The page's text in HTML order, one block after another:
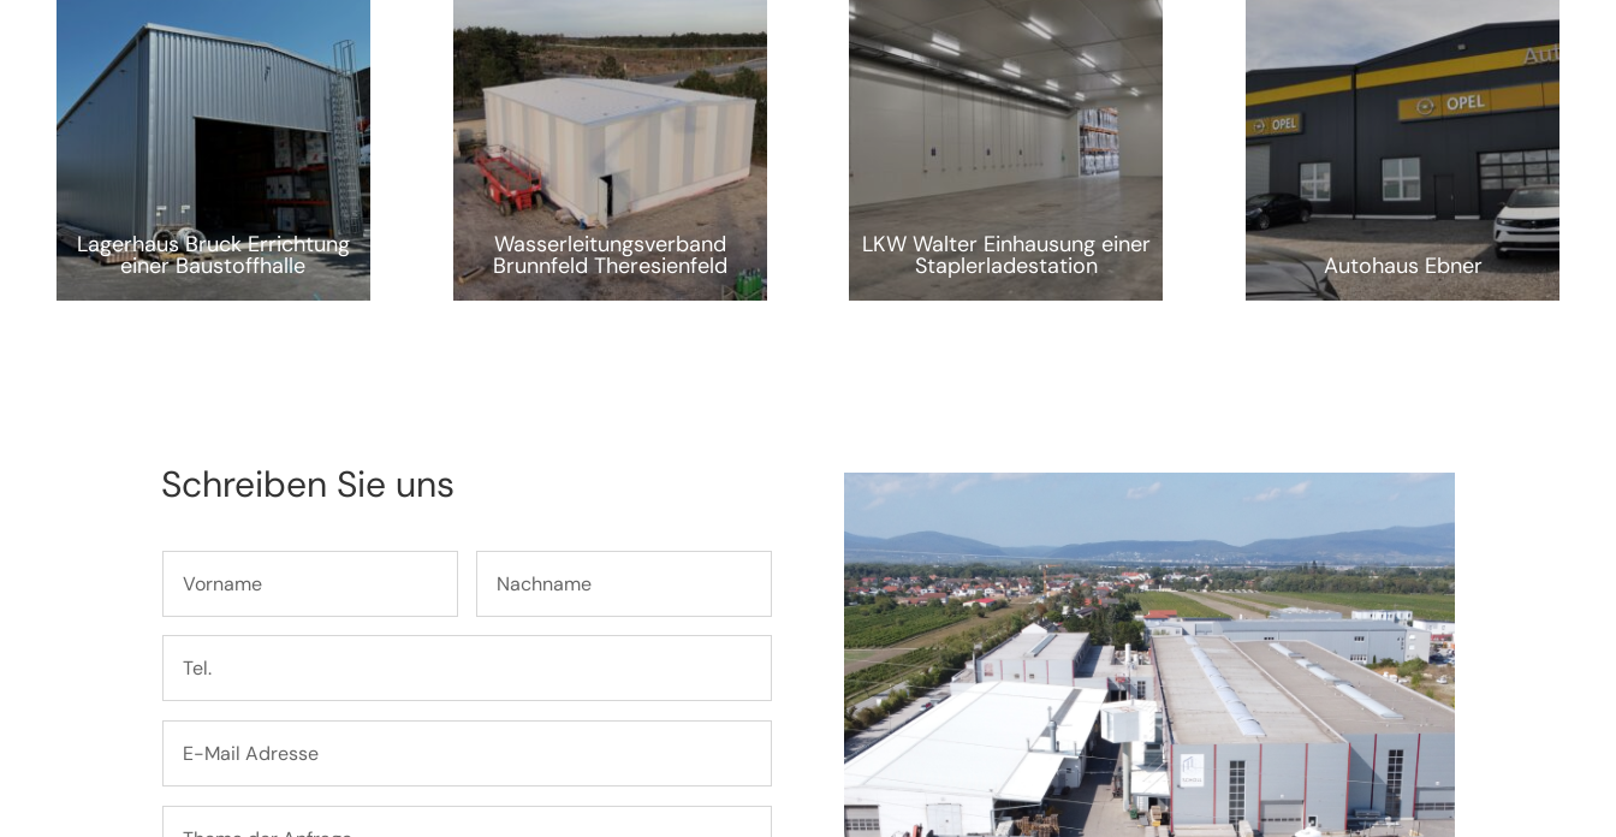
Lagerhaus Bruck Errichtung
einer Baustoffhalle
Wasserleitungsverband
Brunnfeld Theresienfeld
LKW Walter Einhausung einer
Staplerladestation Autohaus Ebner
Schreiben Sie uns